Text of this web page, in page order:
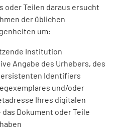
oder Teilen daraus ersucht
der üblichen
um:
Institution
Angabe des Urhebers, des
Identifiers
und/oder
Ihres digitalen
Dokument oder Teile